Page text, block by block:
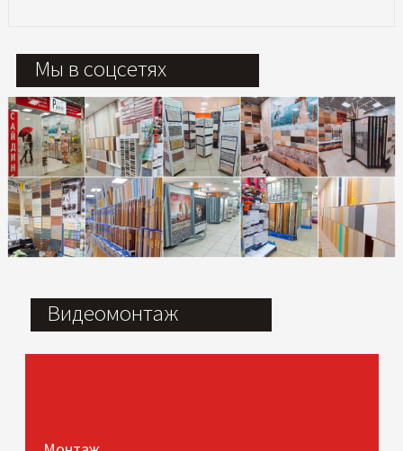
Мы в соцсетях
Видеомонтаж